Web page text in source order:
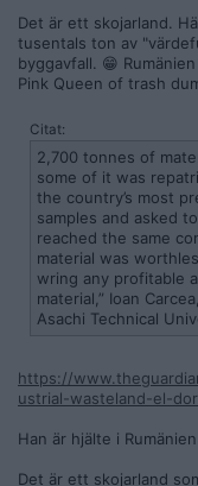
Det är ett skojarland.
tusentals ton av
byggavfall. 😁
Pink Queen of trash
Citat:
2,700 tonnes of
some of it was
the country’s most
samples and asked
reached the same
material was
wring any profitable
material,” Ioan
Asachi Technical
https://
ustrial-wasteland-el-
Han är hjälte i
Det är ett skojarland